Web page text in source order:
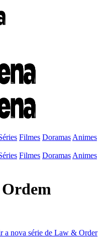
Filmes Doramas Animes
Filmes Doramas Animes
Ordem